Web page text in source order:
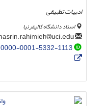
ادبیات تطبیقی
استاد دانشگاه کالیفرنیا
uci.edu
0000-0001-5332-1113